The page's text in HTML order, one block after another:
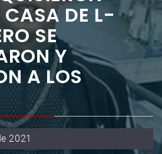
CASA DE L-
SE
Y
A LOS
2021